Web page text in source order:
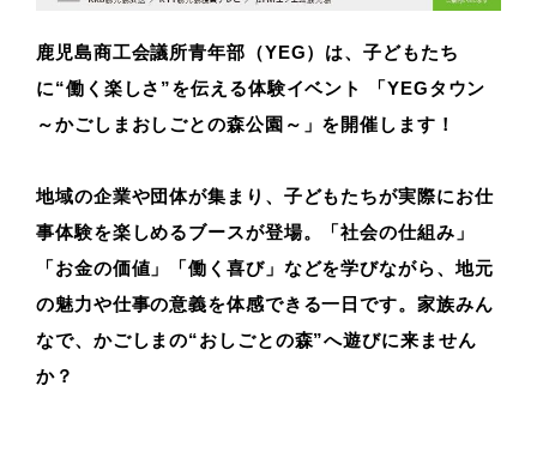
鹿児島商工会議所青年部（YEG）は、子どもたち
に“働く楽しさ”を伝える体験イベント 「YEGタウン
～かごしまおしごとの森公園～」を開催します！
地域の企業や団体が集まり、子どもたちが実際にお仕
事体験を楽しめるブースが登場。「社会の仕組み」
「お金の価値」「働く喜び」などを学びながら、地元
の魅力や仕事の意義を体感できる一日です。家族みん
なで、かごしまの“おしごとの森”へ遊びに来ません
か？